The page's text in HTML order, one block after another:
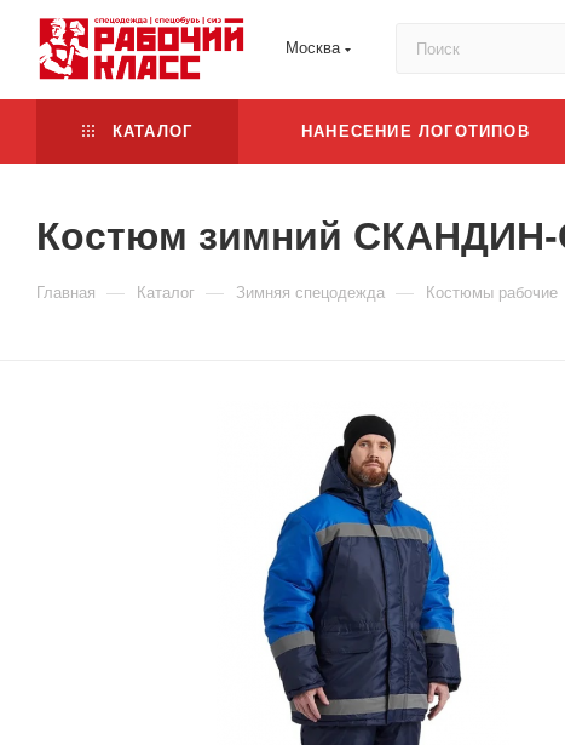
Москва
КАТАЛОГ НАНЕСЕНИЕ ЛОГОТИПОВ
Костюм зимний СКАНДИН-
Главная — Каталог — Зимняя спецодежда — Костюмы рабочие